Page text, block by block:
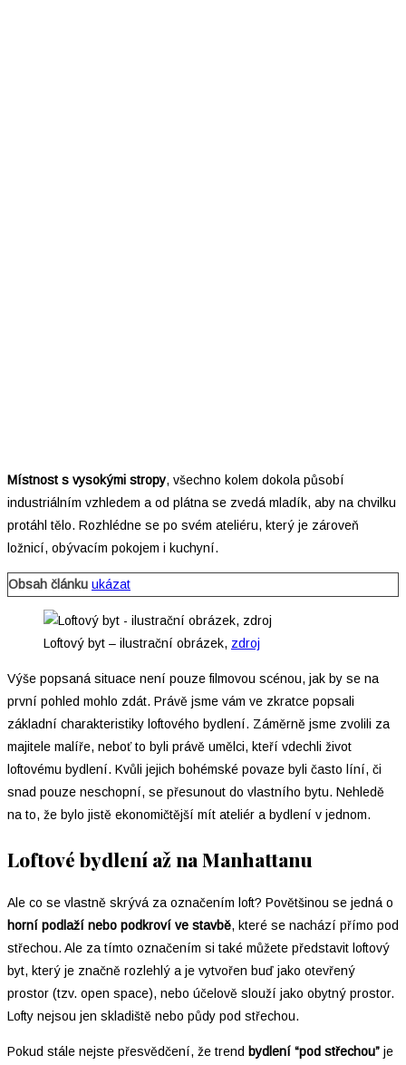
Místnost s vysokými stropy, všechno kolem dokola působí
industriálním vzhledem a od plátna se zvedá mladík, aby na chvilku
protáhl tělo. Rozhlédne se po svém ateliéru, který je zároveň
ložnicí, obývacím pokojem i kuchyní.
Obsah článku ukázat
Loftový byt – ilustrační obrázek, zdroj
Výše popsaná situace není pouze filmovou scénou, jak by se na
první pohled mohlo zdát. Právě jsme vám ve zkratce popsali
základní charakteristiky loftového bydlení. Záměrně jsme zvolili za
majitele malíře, neboť to byli právě umělci, kteří vdechli život
loftovému bydlení. Kvůli jejich bohémské povaze byli často líní, či
snad pouze neschopní, se přesunout do vlastního bytu. Nehledě
na to, že bylo jistě ekonomičtější mít ateliér a bydlení v jednom.
Loftové bydlení až na Manhattanu
Ale co se vlastně skrývá za označením loft? Povětšinou se jedná o
horní podlaží nebo podkroví ve stavbě, které se nachází přímo pod
střechou. Ale za tímto označením si také můžete představit loftový
byt, který je značně rozlehlý a je vytvořen buď jako otevřený
prostor (tzv. open space), nebo účelově slouží jako obytný prostor.
Lofty nejsou jen skladiště nebo půdy pod střechou.
Pokud stále nejste přesvědčení, že trend bydlení “pod střechou” je